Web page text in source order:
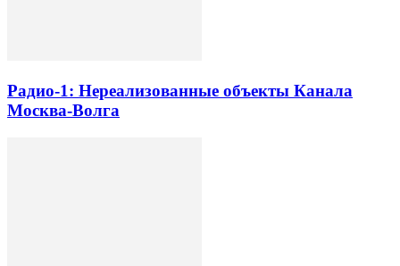
Радио-1: Нереализованные объекты Канала
Москва-Волга